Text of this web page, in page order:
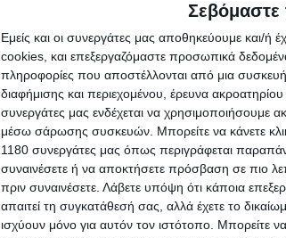
Σεβόμαστε
Εμείς και οι συνεργάτες μας αποθηκεύουμε
cookies, και επεξεργαζόμαστε προσωπικά
πληροφορίες που αποστέλλονται από μια συσκευή
διαφήμισης και περιεχομένου, έρευνα
συνεργάτες μας ενδέχεται να χρησιμοποιήσουμε
μέσω σάρωσης συσκευών. Μπορείτε να κάνετε
1180 συνεργάτες μας όπως περιγράφεται
συναινέσετε ή να αποκτήσετε πρόσβαση σε πιο
πριν συναινέσετε. Λάβετε υπόψη ότι κάποια
απαιτεί τη συγκατάθεσή σας, αλλά έχετε το
ισχύουν μόνο για αυτόν τον ιστότοπο. Μπορείτε